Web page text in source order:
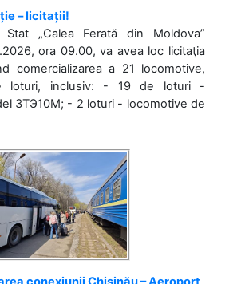
– licitații!
„Calea Ferată din Moldova”
ora 09.00, va avea loc licitaţia
comercializarea a 21 locomotive,
loturi, inclusiv: - 19 de loturi -
3ТЭ10М; - 2 loturi - locomotive de